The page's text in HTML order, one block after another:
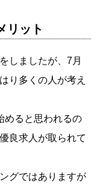
リット
しましたが、7月
り多くの人が考え
めると思われるの
良求人が取られて
グではありますが